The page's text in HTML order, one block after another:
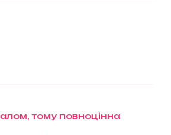
тому повноцінна